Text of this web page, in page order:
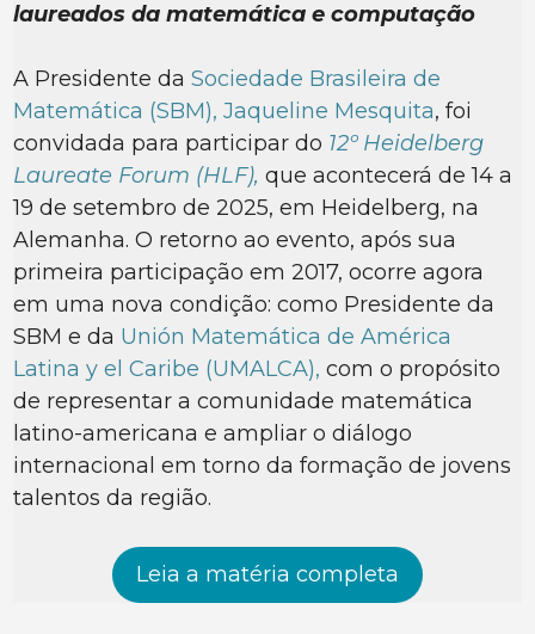
laureados da matemática e computação
A Presidente daSociedade Brasileira de
Matemática (SBM), Jaqueline Mesquita, foi
convidada para participar do 12º Heidelberg
Laureate Forum (HLF), que acontecerá de 14 a
19 de setembro de 2025, em Heidelberg, na
Alemanha. O retorno ao evento, após sua
primeira participação em 2017, ocorre agora
em uma nova condição: como Presidente da
SBM e da Unión Matemática de América
Latina y el Caribe (UMALCA), com o propósito
de representar a comunidade matemática
latino-americana e ampliar o diálogo
internacional em torno da formação de jovens
talentos da região.
Leia a matéria completa